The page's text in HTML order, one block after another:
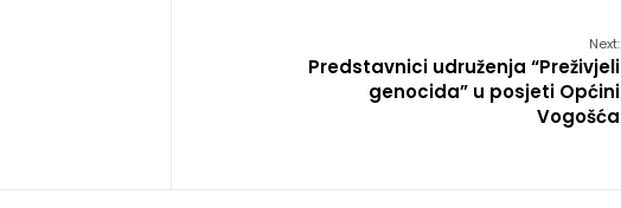
Next:
Predstavnici udruženja “Preživjeli
genocida” u posjeti Općini
Vogošća